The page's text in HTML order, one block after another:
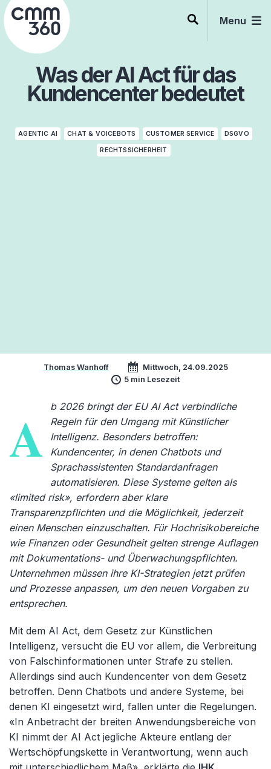
Skip
to
content
Menu
Was der AI Act für das
Kundencenter bedeutet
AGENTIC AI CHAT & VOICEBOTS CUSTOMER SERVICE DSGVO
RECHTSSICHERHEIT
Thomas Wanhoff
Mittwoch, 24.09.2025
5 min Lesezeit
A
b 2026 bringt der EU AI Act verbindliche
Regeln für den Umgang mit Künstlicher
Intelligenz. Besonders betroffen:
Kundencenter, in denen Chatbots und
Sprachassistenten Standardanfragen
automatisieren. Diese Systeme gelten als
«limited risk», erfordern aber klare
Transparenzpflichten und die Möglichkeit, jederzeit
einen Menschen einzuschalten. Für Hochrisikobereiche
wie Finanzen oder Gesundheit gelten strenge Auflagen
mit Dokumentations- und Überwachungspflichten.
Unternehmen müssen ihre KI-Strategien jetzt prüfen
und Prozesse anpassen, um den neuen Vorgaben zu
entsprechen.
Mit dem AI Act, dem Gesetz zur Künstlichen
Intelligenz, versucht die EU vor allem, die Verbreitung
von Falschinformationen unter Strafe zu stellen.
Allerdings sind auch Kundencenter von dem Gesetz
betroffen. Denn Chatbots und andere Systeme, bei
denen KI eingesetzt wird, fallen unter die Regelungen.
«In Anbetracht der breiten Anwendungsbereiche von
KI nimmt der AI Act jegliche Akteure entlang der
Wertschöpfungskette in Verantwortung, wenn auch